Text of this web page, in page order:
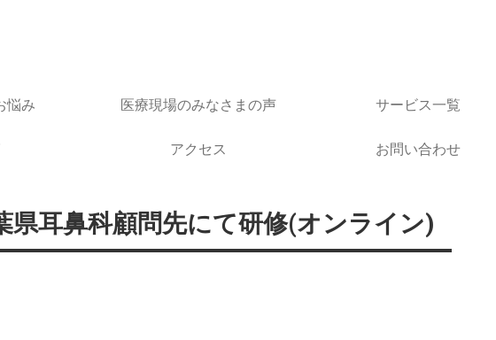
悩み 医療現場のみなさまの声 サービス一覧
アクセス お問い合わせ
県耳鼻科顧問先にて研修(オンライン)